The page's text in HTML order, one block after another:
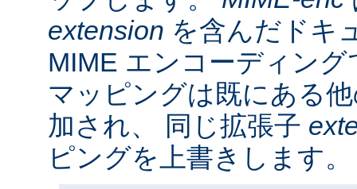
extension を含んだドキ
MIME エンコーディン
マッピングは既にある
加され、 同じ拡張子
ピングを上書きします。